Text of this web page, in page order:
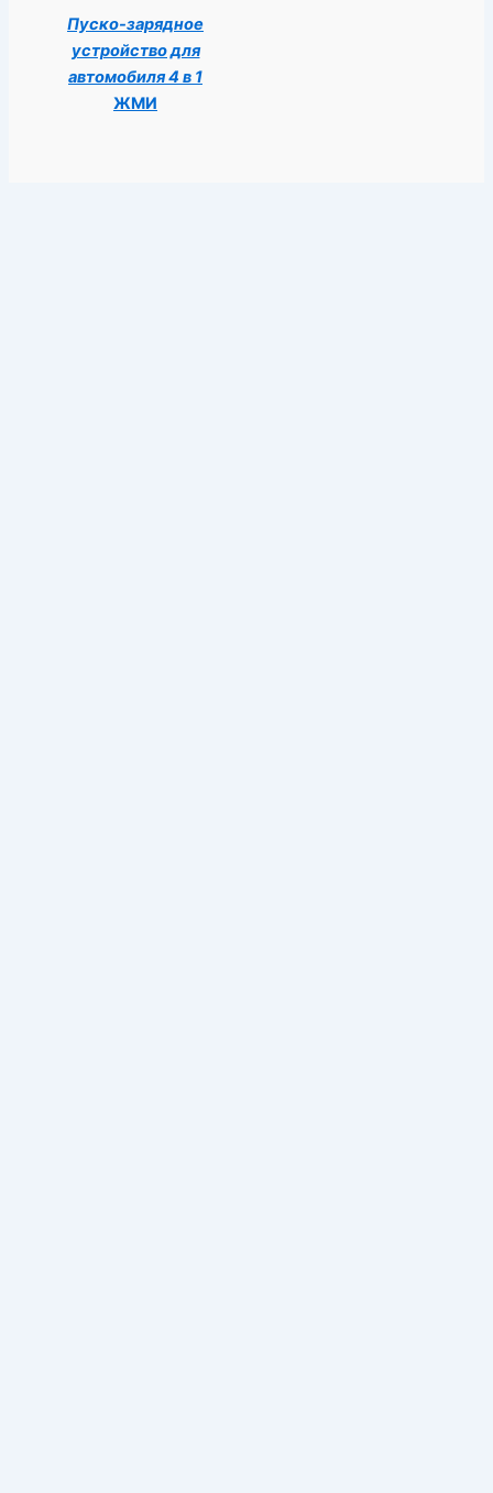
Пуско-зарядное
устройство для
автомобиля 4 в 1
ЖМИ